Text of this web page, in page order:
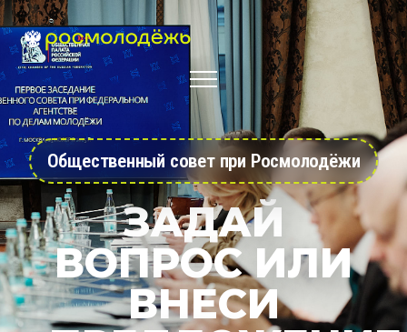
Общественный совет при Росмолодёжи
ЗАДАЙ
ВОПРОС ИЛИ
ВНЕСИ